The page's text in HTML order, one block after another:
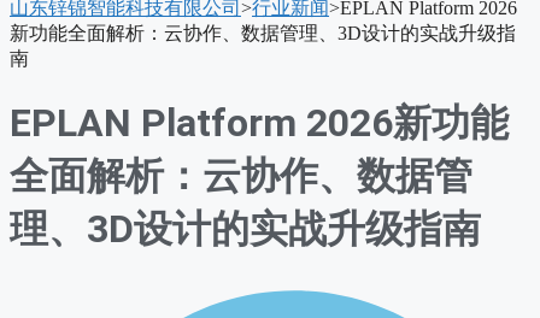
单
山东锌锦智能科技有限公司 >行业新闻>EPLAN Platform 2026
新功能全面解析：云协作、数据管理、3D设计的实战升级指
南
EPLAN Platform 2026新功能
全面解析：云协作、数据管
理、3D设计的实战升级指南